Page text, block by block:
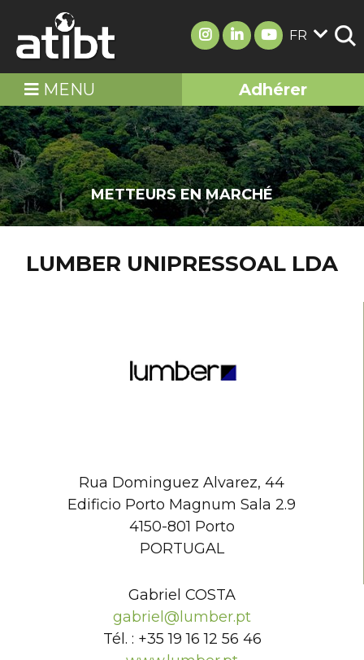
FR
MENU Adhérer
METTEURS EN MARCHÉ
LUMBER UNIPRESSOAL LDA
Rua Dominguez Alvarez, 44
Edificio Porto Magnum Sala 2.9
4150-801 Porto
PORTUGAL
Gabriel COSTA
gabriel@lumber.pt
Tél. : +35 19 16 12 56 46